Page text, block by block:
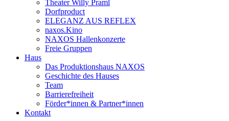
Theater Willy Praml
Dorfproduct
ELEGANZ AUS REFLEX
naxos.Kino
NAXOS Hallenkonzerte
Freie Gruppen
Haus
Das Produktionshaus NAXOS
Geschichte des Hauses
Team
Barrierefreiheit
Förder*innen & Partner*innen
Kontakt